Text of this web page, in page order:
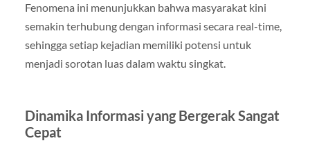
Fenomena ini menunjukkan bahwa masyarakat kini
semakin terhubung dengan informasi secara real-time,
sehingga setiap kejadian memiliki potensi untuk
menjadi sorotan luas dalam waktu singkat.
Dinamika Informasi yang Bergerak Sangat
Cepat